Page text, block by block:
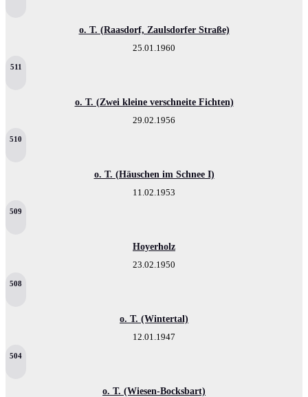
o. T. (Raasdorf, Zaulsdorfer Straße)
25.01.1960
511
o. T. (Zwei kleine verschneite Fichten)
29.02.1956
510
o. T. (Häuschen im Schnee I)
11.02.1953
509
Hoyerholz
23.02.1950
508
o. T. (Wintertal)
12.01.1947
504
o. T. (Wiesen-Bocksbart)